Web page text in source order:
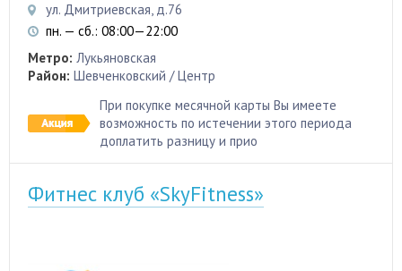
ул. Дмитриевская, д.76
пн. — сб.: 08:00—22:00
Метро: Лукьяновская
Район: Шевченковский / Центр
При покупке месячной карты Вы имеете
возможность по истечении этого периода
доплатить разницу и прио
Фитнес клуб «SkyFitness»